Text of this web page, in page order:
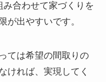
合わせて家づくりを
が出やすいです。
ては希望の間取りの
ければ、実現してく